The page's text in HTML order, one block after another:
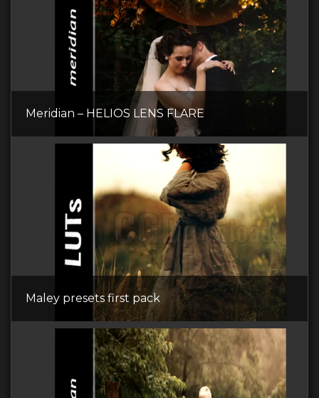
Meridian – HELIOS LENS FLARE
Maley presets first pack